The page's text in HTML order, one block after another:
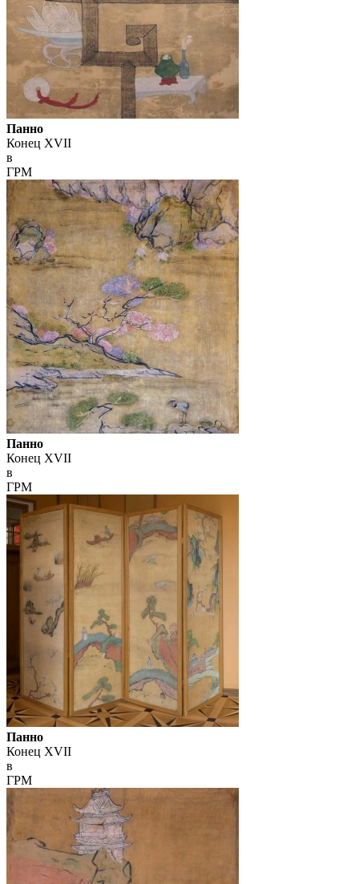
Панно
Конец XVII
в
ГРМ
Панно
Конец XVII
в
ГРМ
Панно
Конец XVII
в
ГРМ